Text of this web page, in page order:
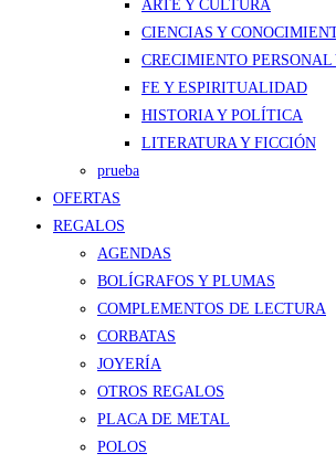
ARTE Y CULTURA
CIENCIAS Y
CRECIMIENTO
FE Y ESPIRITUALIDAD
HISTORIA Y POLÍTICA
LITERATURA Y FICCIÓN
prueba
OFERTAS
REGALOS
AGENDAS
BOLÍGRAFOS Y PLUMAS
COMPLEMENTOS DE LECTURA
CORBATAS
JOYERÍA
OTROS REGALOS
PLACA DE METAL
POLOS